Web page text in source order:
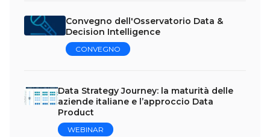
Convegno dell'Osservatorio Data &
Decision Intelligence
CONVEGNO
Data Strategy Journey: la maturità delle
aziende italiane e l’approccio Data
Product
WEBINAR